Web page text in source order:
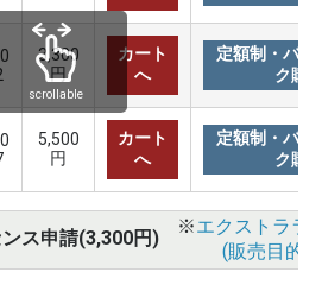
3,300
円
カート
へ
定額制・バリ
ク購
5,500
円
カート
へ
定額制・バリ
ク購
ス申請(3,300円)
※エクストララ
(販売目的
scrollable